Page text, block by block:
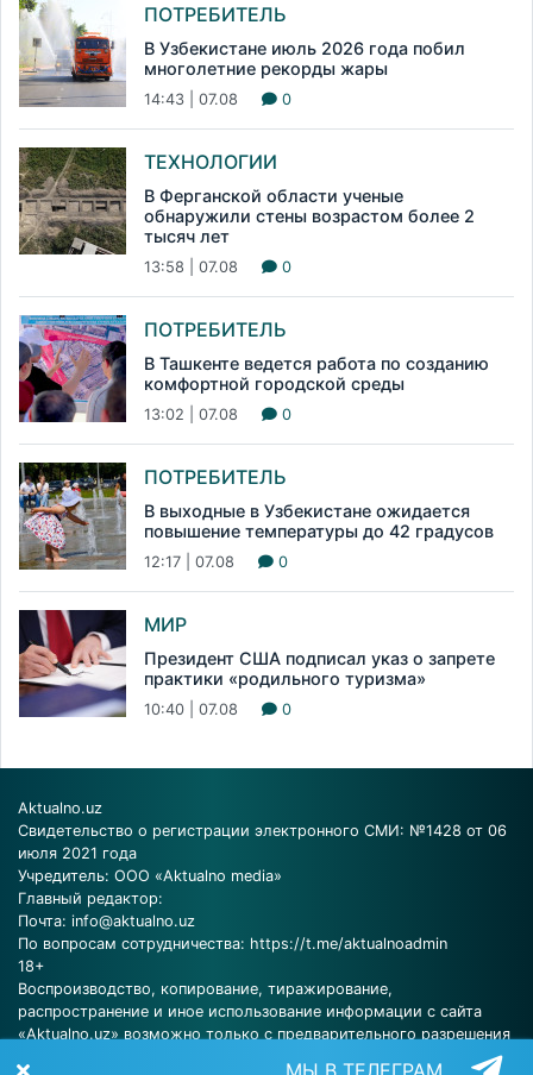
ПОТРЕБИТЕЛЬ
В Узбекистане июль 2026 года побил
многолетние рекорды жары
14:43 | 07.08 0
ТЕХНОЛОГИИ
В Ферганской области ученые
обнаружили стены возрастом более 2
тысяч лет
13:58 | 07.08 0
ПОТРЕБИТЕЛЬ
В Ташкенте ведется работа по созданию
комфортной городской среды
13:02 | 07.08 0
ПОТРЕБИТЕЛЬ
В выходные в Узбекистане ожидается
повышение температуры до 42 градусов
12:17 | 07.08 0
МИР
Президент США подписал указ о запрете
практики «родильного туризма»
10:40 | 07.08 0
Aktualno.uz
Свидетельство о регистрации электронного СМИ: №1428 от 06
июля 2021 года
Учредитель: ООО «Aktualno media»
Главный редактор:
Почта: info@aktualno.uz
По вопросам сотрудничества: https://t.me/aktualnoadmin
18+
Воспроизводство, копирование, тиражирование,
распространение и иное использование информации с сайта
«Aktualno.uz» возможно только с предварительного разрешения
МЫ В ТЕЛЕГРАМ